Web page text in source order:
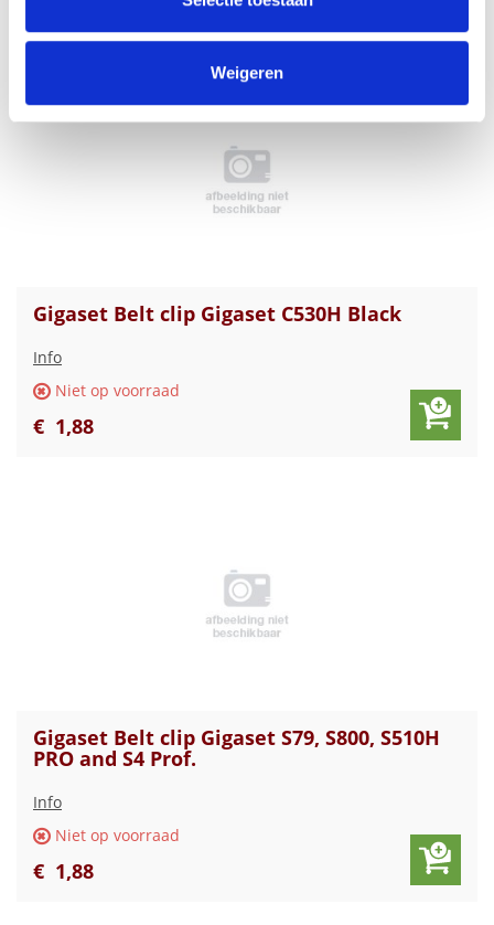
informatie die u aan ze heeft verstrekt of die ze hebben
Weigeren
Gigaset Belt clip Gigaset C530H Black
Info
Niet op voorraad
€ 1,88
Gigaset Belt clip Gigaset S79, S800, S510H
PRO and S4 Prof.
Info
Niet op voorraad
€ 1,88